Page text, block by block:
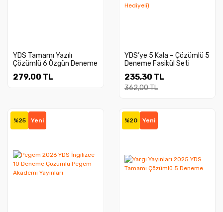
YDS Tamamı Yazılı
Çözümlü 6 Özgün Deneme
279,00 TL
YDS’ye 5 Kala – Çözümlü 5
Deneme Fasikül Seti
Analiz Kartı Hediyeli)
235,30 TL
362,00 TL
%25 Yeni %20 Yeni